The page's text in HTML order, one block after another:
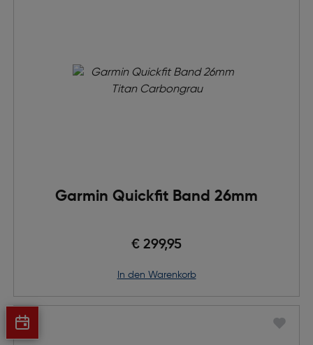
Garmin Quickfit Band 26mm
€ 299,95
in den Warenkorb